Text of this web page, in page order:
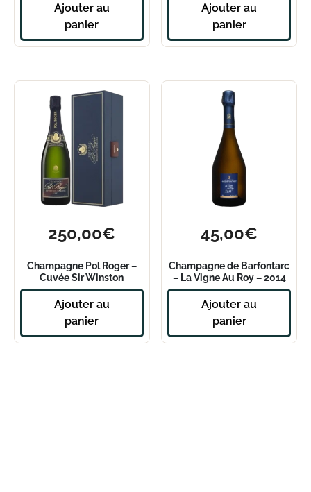
Ajouter au
panier
Ajouter au
panier
250,00€
Champagne Pol Roger –
Cuvée Sir Winston
Churchill – 2015
Ajouter au
panier
45,00€
Champagne de Barfontarc
– La Vigne Au Roy – 2014
Ajouter au
panier